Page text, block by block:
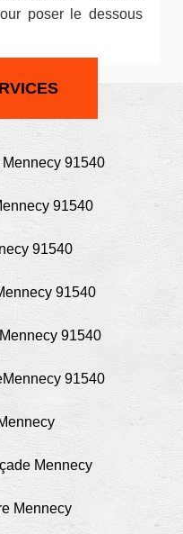
poser le dessous
91540
91540
91540
91540
91540
91540
Mennecy
Mennecy